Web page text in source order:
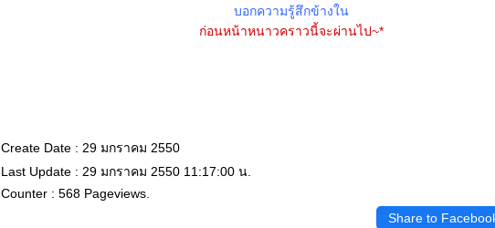
บอกความรู้สึกข้างใน
ก่อนหน้าหนาวคราวนี้จะผ่านไป~*
Create Date : 29 มกราคม 2550
Last Update : 29 มกราคม 2550 11:17:00 น.
Counter : 568 Pageviews.
Share to